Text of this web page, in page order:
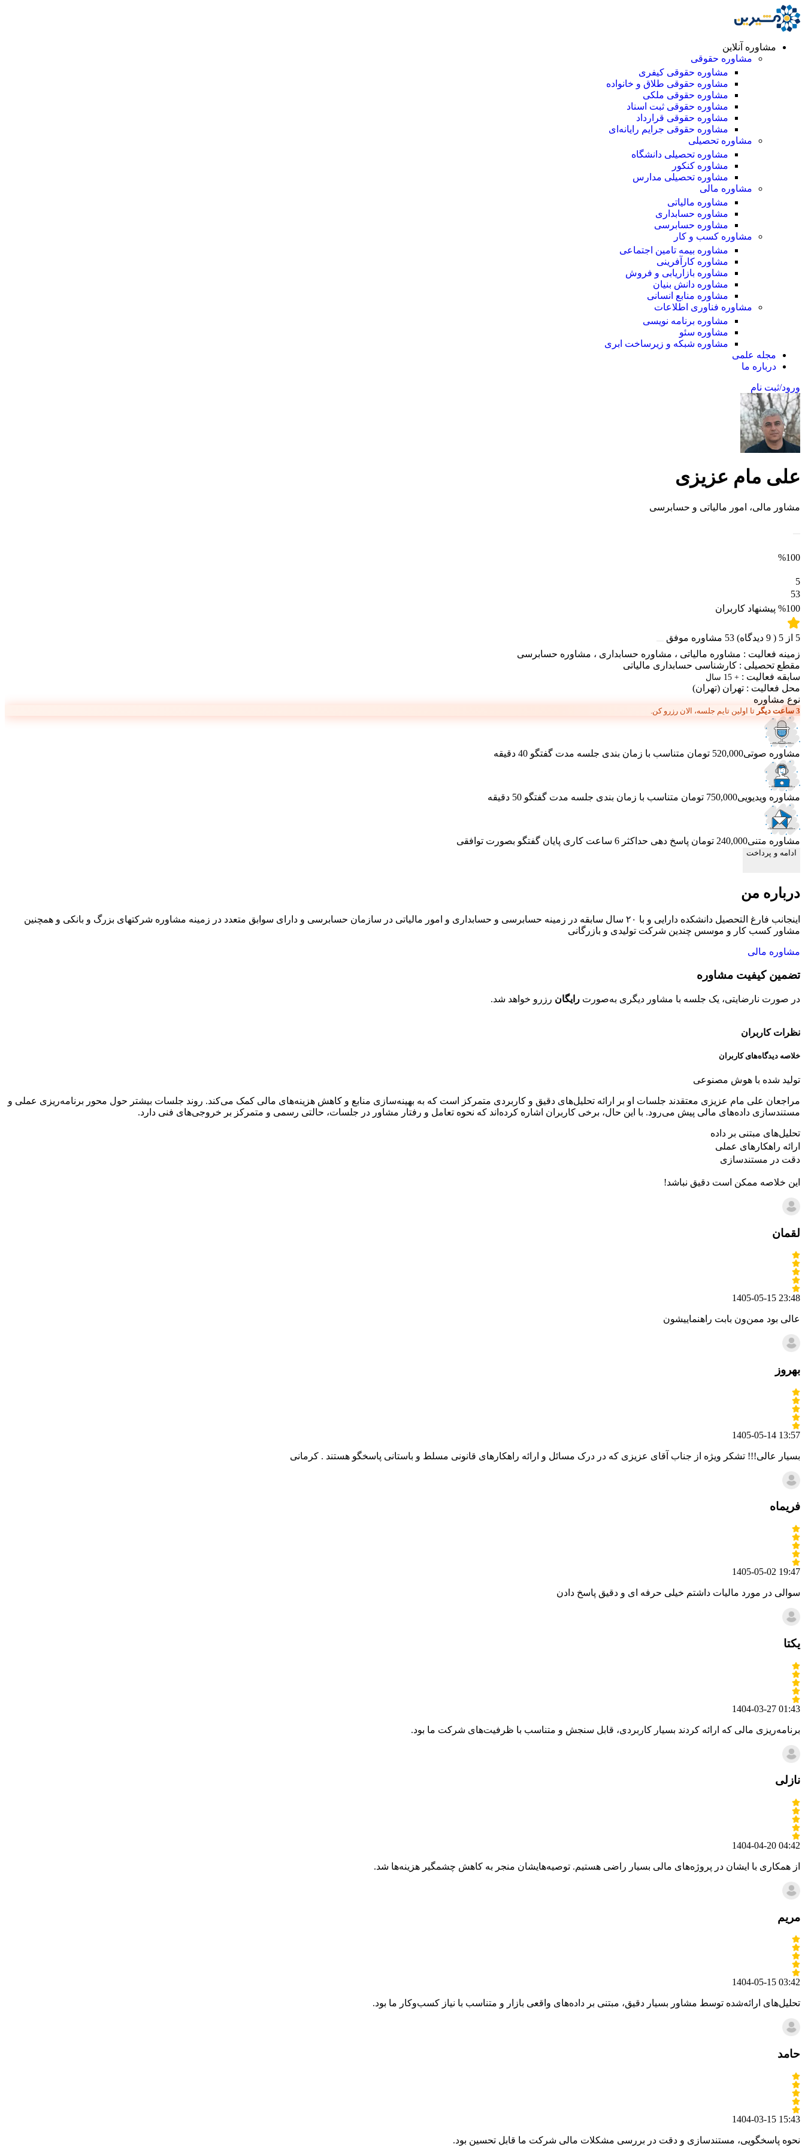
مشاوره آنلاین
مشاوره حقوقی
مشاوره حقوقی کیفری
مشاوره حقوقی طلاق و خانواده
مشاوره حقوقی ملکی
مشاوره حقوقی ثبت اسناد
مشاوره حقوقی قرارداد
مشاوره حقوقی جرایم رایانه‌ای
مشاوره تحصیلی
مشاوره تحصیلی دانشگاه
مشاوره کنکور
مشاوره تحصیلی مدارس
مشاوره مالی
مشاوره مالیاتی
مشاوره حسابداری
مشاوره حسابرسی
مشاوره کسب و کار
مشاوره بیمه تامین اجتماعی
مشاوره کارآفرینی
مشاوره بازاریابی و فروش
مشاوره دانش بنیان
مشاوره منابع انسانی
مشاوره فناوری اطلاعات
مشاوره برنامه نویسی
مشاوره سئو
مشاوره شبکه و زیرساخت ابری
مجله علمی
درباره ما
ورود/ثبت نام
علی مام عزیزی
مشاور مالی، امور مالیاتی و حسابرسی
%100
5
53
%100 پیشنهاد کاربران
5 از 5
(
9 دیدگاه) 53 مشاوره موفق
زمینه فعالیت : مشاوره مالیاتی ، مشاوره حسابداری ، مشاوره حسابرسی
مقطع تحصیلی : کارشناسی حسابداری مالیاتی
سابقه فعالیت : + 15 سال
محل فعالیت : تهران (تهران)
نوع مشاوره
3 ساعت دیگر تا اولین تایم جلسه، الان رزرو کن.
مشاوره صوتی520,000 تومان متناسب با زمان بندی جلسه مدت گفتگو 40 دقیقه
مشاوره ویدیویی750,000 تومان متناسب با زمان بندی جلسه مدت گفتگو 50 دقیقه
مشاوره متنی240,000 تومان پاسخ دهی حداکثر 6 ساعت کاری پایان گفتگو بصورت توافقی
ادامه و پرداخت
درباره من
اینجانب فارغ التحصیل دانشکده دارایی و با ۲۰ سال سابقه در زمینه حسابرسی و حسابداری و امور مالیاتی در سازمان حسابرسی و دارای سوابق متعدد در زمینه مشاوره شرکتهای بزرگ و بانکی و همچنین
مشاور کسب کار و موسس چندین شرکت تولیدی و بازرگانی
مشاوره مالی
تضمین کیفیت مشاوره
در صورت نارضایتی، یک جلسه با مشاور دیگری به‌صورت رایگان رزرو خواهد شد.
نظرات کاربران
خلاصه دیدگاه‌های کاربران
تولید شده با هوش مصنوعی
مراجعان علی مام عزیزی معتقدند جلسات او بر ارائه تحلیل‌های دقیق و کاربردی متمرکز است که به بهینه‌سازی منابع و کاهش هزینه‌های مالی کمک می‌کند. روند جلسات بیشتر حول محور برنامه‌ریزی عملی و
مستندسازی داده‌های مالی پیش می‌رود. با این حال، برخی کاربران اشاره کرده‌اند که نحوه تعامل و رفتار مشاور در جلسات، حالتی رسمی و متمرکز بر خروجی‌های فنی دارد.
تحلیل‌های مبتنی بر داده
ارائه راهکارهای عملی
دقت در مستندسازی
این خلاصه ممکن است دقیق نباشد!
لقمان
1405-05-15 23:48
عالی بود ممن‌ون بابت راهنماییشون
بهروز
1405-05-14 13:57
بسیار عالی!!! تشکر ویژه از جناب آقای عزیزی که در درک مسائل و ارائه راهکارهای قانونی مسلط و باستانی پاسخگو هستند . کرمانی
فریماه
1405-05-02 19:47
سوالی در مورد مالیات داشتم خیلی حرفه ای و دقیق پاسخ دادن
یکتا
1404-03-27 01:43
برنامه‌ریزی مالی که ارائه کردند بسیار کاربردی، قابل سنجش و متناسب با ظرفیت‌های شرکت ما بود.
نازلی
1404-04-20 04:42
از همکاری با ایشان در پروژه‌های مالی بسیار راضی هستیم. توصیه‌هایشان منجر به کاهش چشمگیر هزینه‌ها شد.
مریم
1404-05-15 03:42
تحلیل‌های ارائه‌شده توسط مشاور بسیار دقیق، مبتنی بر داده‌های واقعی بازار و متناسب با نیاز کسب‌وکار ما بود.
حامد
1404-03-15 15:43
نحوه پاسخگویی، مستندسازی و دقت در بررسی مشکلات مالی شرکت ما قابل تحسین بود.